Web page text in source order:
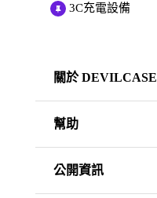
3C充電設備
關於 DEVILCASE
幫助
公開資訊